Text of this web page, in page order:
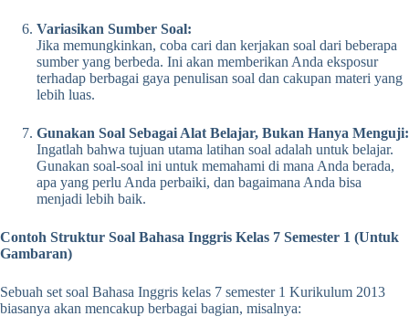
Variasikan Sumber Soal:
Jika memungkinkan, coba cari dan kerjakan soal dari beberapa
sumber yang berbeda. Ini akan memberikan Anda eksposur
terhadap berbagai gaya penulisan soal dan cakupan materi yang
lebih luas.
Gunakan Soal Sebagai Alat Belajar, Bukan Hanya Menguji:
Ingatlah bahwa tujuan utama latihan soal adalah untuk belajar.
Gunakan soal-soal ini untuk memahami di mana Anda berada,
apa yang perlu Anda perbaiki, dan bagaimana Anda bisa
menjadi lebih baik.
Contoh Struktur Soal Bahasa Inggris Kelas 7 Semester 1 (Untuk
Gambaran)
Sebuah set soal Bahasa Inggris kelas 7 semester 1 Kurikulum 2013
biasanya akan mencakup berbagai bagian, misalnya: